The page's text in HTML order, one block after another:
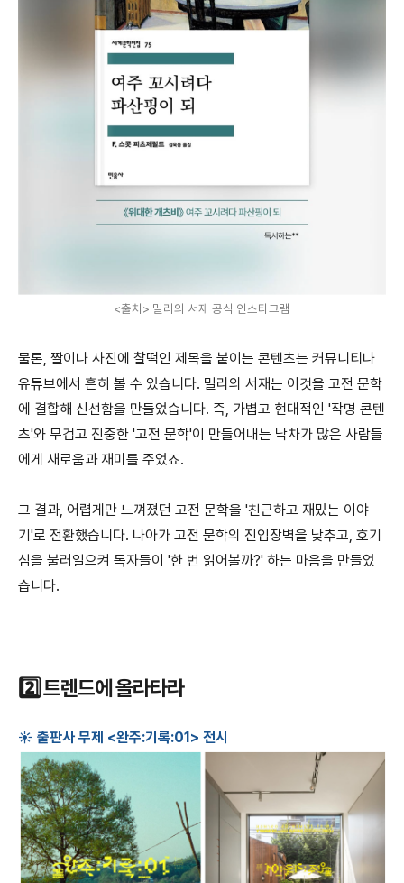
<출처> 밀리의 서재 공식 인스타그램
물론, 짤이나 사진에 찰떡인 제목을 붙이는 콘텐츠는 커뮤니티나
유튜브에서 흔히 볼 수 있습니다. 밀리의 서재는 이것을 고전 문학
에 결합해 신선함을 만들었습니다. 즉, 가볍고 현대적인 '작명 콘텐
츠'와 무겁고 진중한 '고전 문학'이 만들어내는 낙차가 많은 사람들
에게 새로움과 재미를 주었죠.
그 결과, 어렵게만 느껴졌던 고전 문학을 '친근하고 재밌는 이야
기'로 전환했습니다. 나아가 고전 문학의 진입장벽을 낮추고, 호기
심을 불러일으켜 독자들이 '한 번 읽어볼까?' 하는 마음을 만들었
습니다.
2️⃣ 트렌드에 올라타라
☀️ 출판사 무제 <완주:기록:01> 전시